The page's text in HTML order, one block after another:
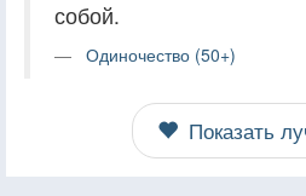
собой.
Одиночество (50+)
Показать